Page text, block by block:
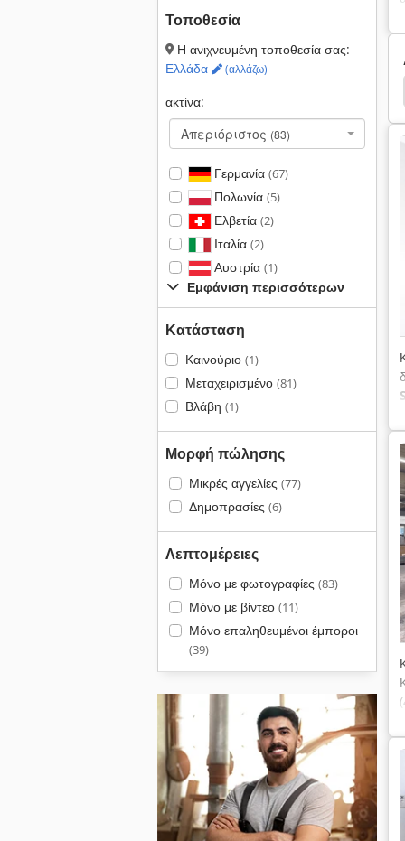
Τοποθεσία
Η ανιχνευμένη τοποθεσία σας:
Ελλάδα
(αλλάζω)
ακτίνα:
Απεριόριστος (83)
Γερμανία (67)
Πολωνία (5)
Ελβετία (2)
Ιταλία (2)
Αυστρία (1)
Εμφάνιση περισσότερων
Κατάσταση
Καινούριο (1)
Μεταχειρισμένο (81)
Βλάβη (1)
Μορφή πώλησης
Μικρές αγγελίες (77)
Δημοπρασίες (6)
Λεπτομέρειες
Μόνο με φωτογραφίες (83)
Μόνο με βίντεο (11)
Μόνο επαληθευμένοι έμποροι
(39)